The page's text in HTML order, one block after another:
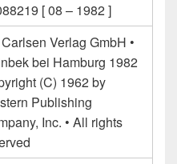
[ 08 – 1982 ]
Verlag GmbH •
bei Hamburg 1982
(C) 1962 by
Publishing
Inc. • All rights